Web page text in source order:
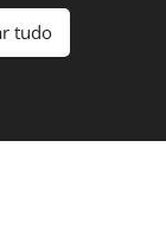
a fornecer
medida que a
tudo